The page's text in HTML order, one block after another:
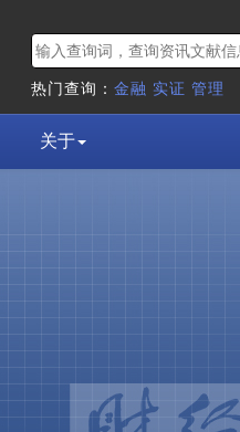
热门查询： 金融 实证 管理
关于